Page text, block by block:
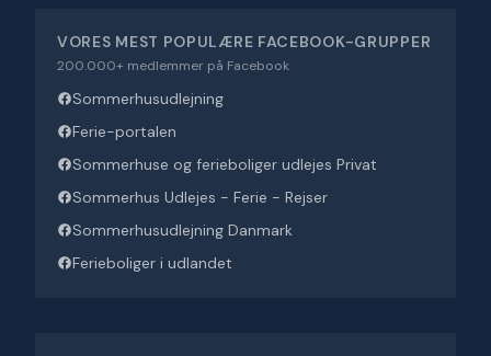
VORES MEST POPULÆRE FACEBOOK-GRUPPER
200.000+ medlemmer på Facebook
Sommerhusudlejning
Ferie-portalen
Sommerhuse og ferieboliger udlejes Privat
Sommerhus Udlejes - Ferie - Rejser
Sommerhusudlejning Danmark
Ferieboliger i udlandet